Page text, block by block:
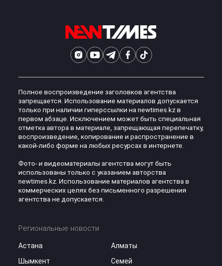
Полное воспроизведение заголовков агентства
запрещается. Использование материалов допускается
только при наличии гиперссылки на newtimes.kz в
первом абзаце. Исключением может быть специальная
отметка автора в материале, запрещающая перепечатку,
воспроизведение, копирование и распространение в
какой-либо форме на любых ресурсах в интернете.
Фото- и видеоматериалы агентства могут быть
использованы только с указанием авторства
newtimes.kz. Использование материалов агентства в
коммерческих целях без письменного разрешения
агентства не допускается.
Региональные новости
Астана
Алматы
Шымкент
Семей